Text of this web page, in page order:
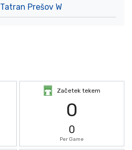
Tatran Prešov W
Začetek tekem
0
0
Per Game